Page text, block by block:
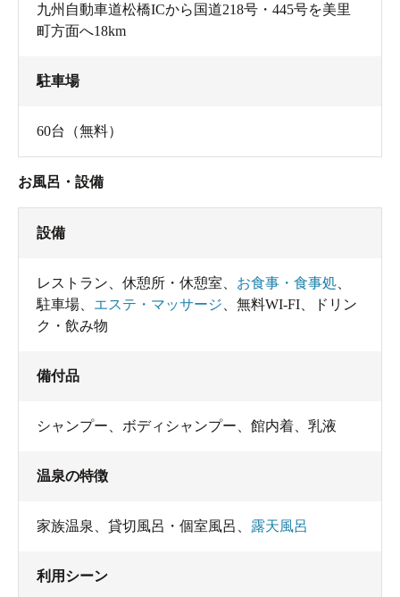
九州自動車道松橋ICから国道218号・445号を美里
町方面へ18km
駐車場
60台（無料）
お風呂・設備
設備
レストラン 休憩所・休憩室 お食事・食事処
駐車場
エステ・マッサージ 無料WI-FI
ドリン
ク・飲み物
備付品
シャンプー ボディシャンプー 館内着 乳液
温泉の特徴
家族温泉 貸切風呂・個室風呂 露天風呂
利用シーン